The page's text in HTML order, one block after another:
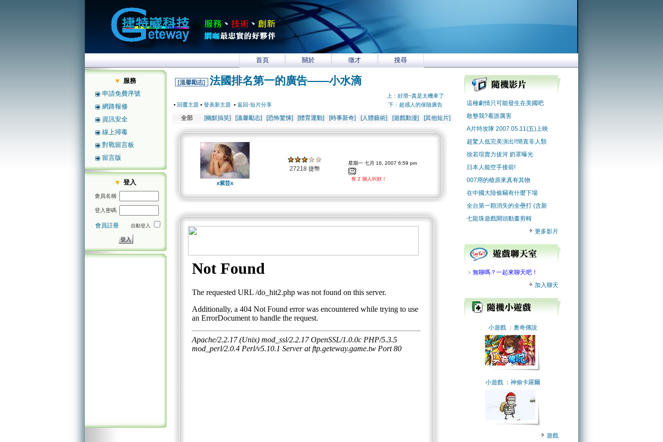
首頁 關於 徵才 搜尋
服務
申請免費序號
網路報修
資訊安全
線上掃毒
對戰留言板
留言版
登入
會員名稱
登入密碼
會員註冊 自動登入
[溫馨勵志] 法國排名第一的廣告——小水滴
• 回覆主題 • 發表新主題 • 返回-短片分享
上：好滑~真是太機車了
下：超感人的保險廣告
全部 [幽默搞笑] [溫馨勵志] [恐怖驚悚] [體育運動] [時事新奇] [人體藝術] [遊戲動漫] [其他短片]
x紫芸x
27218 捷幣
星期一 七月 16, 2007 6:59 pm
有 2 個人叫好！
這種劇情只可能發生在美國吧
敢整我?看誰厲害
A片特攻隊 2007.05.11(五)上映
超驚人低完美演出!!簡直非人類
徐若瑄賣力拔河 奶罩曝光
日本人能空手接箭!
007用的槍原來真有其物
在中國大陸偷竊有什麼下場
全台第一顆消失的全壘打 (含新
七龍珠遊戲開頭動畫剪輯
更多影片
﹥ 無聊嗎？一起來聊天吧！
加入聊天
小遊戲 ：奧奇傳說
小遊戲 ：神偷卡羅爾
遊戲